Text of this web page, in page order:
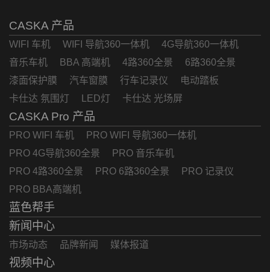
CASKA 产品
WIFI 车机 WIFI 导航360一体机
4G导航360一体机
音乐车机
BBA 高端机 4路360全景
6路360全景
漆面保护膜
汽车窗膜 行车记录仪
电动踏板
卡仕达 氛围灯
LED灯 卡仕达 光场屏
CASKA Pro 产品
PRO WIFI 车机
PRO WIFI 导航360一体机
PRO 4G导航360全景
PRO 音乐车机
PRO 4路360全景
PRO 6路360全景
PRO 记录仪
PRO BBA高端机
蓝色帮手
新闻中心
市场动态 品牌新闻 媒体报道
视频中心